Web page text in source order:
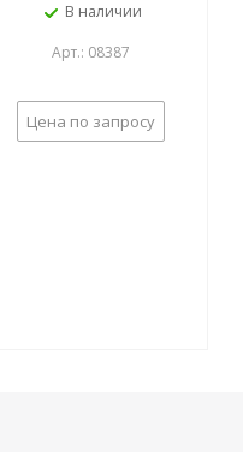
В наличии
Арт.: 08387
Цена по запросу